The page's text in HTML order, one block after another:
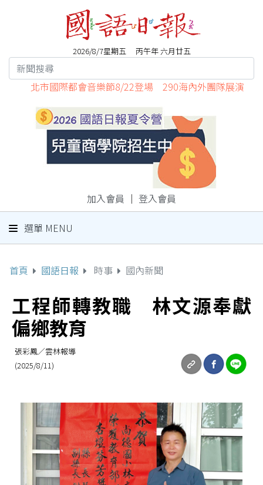
2026/8/7星期五 丙午年 六月廿五
北市國際都會音樂節8/22登場 290海內外團隊展演
加入會員 ｜ 登入會員
選單 MENU
首頁 國語日報 時事 國內新聞
工程師轉教職 林文源奉獻
偏鄉教育
張彩鳳／雲林報導
(2025/8/11)